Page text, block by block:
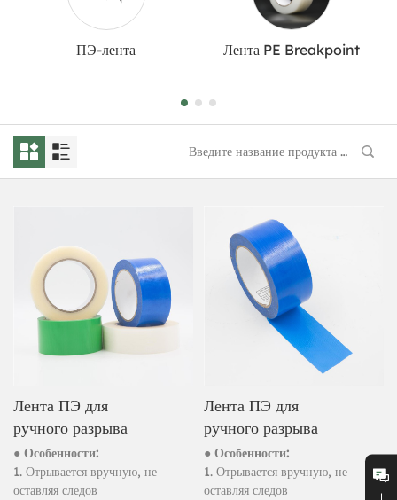
ПЭ-лента Лента PE Breakpoint
Лента ПЭ для
ручного разрыва
● Особенности:
1. Отрывается вручную, не
оставляя следов
Лента ПЭ для
ручного разрыва
● Особенности:
1. Отрывается вручную, не
оставляя следов